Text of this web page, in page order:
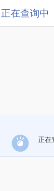
正在查询中
正在